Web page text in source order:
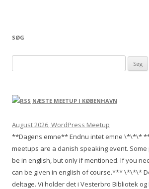
SØG
NÆSTE MEETUP I KØBENHAVN
August 2026, WordPress Meetup
**Dagens emne** Endnu intet emne \*\*\*
meetups are a danish speaking event.
be in english, but only if mentioned. If you
can be given in english of course.*** \*\*\*
deltage. Vi holder det i Vesterbro Bibliotek